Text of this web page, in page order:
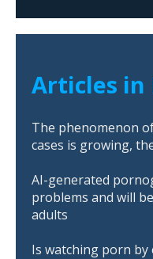
Articles in
The phenomenon
cases is growing,
AI-generated
problems and will
adults
Is watching porn by